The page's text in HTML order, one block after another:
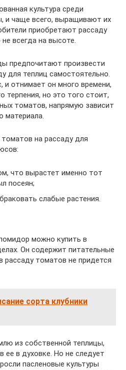
культура среди
и чаще всего, выращивают их
приобретают рассаду
всегда на высоте.
предпочитают произвести
для теплиц самостоятельно.
и отнимает он много времени,
терпения, но это того стоит,
томатов, напрямую зависит
материала.
на рассаду для
что вырастет именно тот
посеян;
слабые растения.
можно купить в
Он содержит питательные
рассаду томатов не придется
сорта клубники
из собственной теплицы,
ее в духовке. Но не следует
пасленовые культуры